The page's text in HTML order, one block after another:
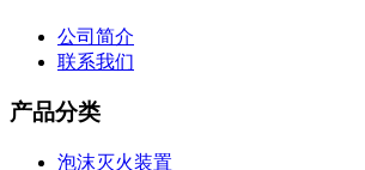
公司简介
联系我们
产品分类
泡沫灭火装置